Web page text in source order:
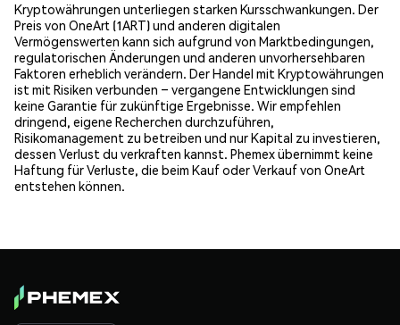
Kryptowährungen unterliegen starken Kursschwankungen. Der
Preis von OneArt (1ART) und anderen digitalen
Vermögenswerten kann sich aufgrund von Marktbedingungen,
regulatorischen Änderungen und anderen unvorhersehbaren
Faktoren erheblich verändern. Der Handel mit Kryptowährungen
ist mit Risiken verbunden – vergangene Entwicklungen sind
keine Garantie für zukünftige Ergebnisse. Wir empfehlen
dringend, eigene Recherchen durchzuführen,
Risikomanagement zu betreiben und nur Kapital zu investieren,
dessen Verlust du verkraften kannst. Phemex übernimmt keine
Haftung für Verluste, die beim Kauf oder Verkauf von OneArt
entstehen können.